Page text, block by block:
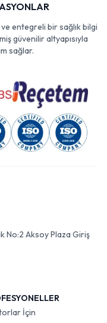
entegreli bir sağlık bilgi
güvenilir altyapısıyla
sağlar.
No:2 Aksoy Plaza Giriş
İçin